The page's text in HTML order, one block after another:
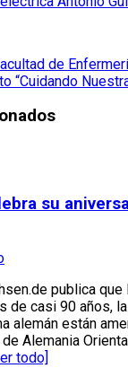
de
“Cuidando
su
publica que
de casi 90 años,
alemán están
Alemania
todo]